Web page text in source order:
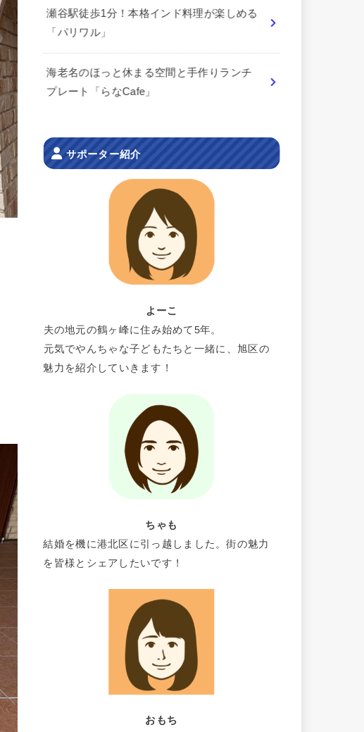
瀬谷駅徒歩1分！本格インド料理が楽しめる
「パリワル」
海老名のほっと休まる空間と手作りランチ
プレート「らなCafe」
サポーター紹介
よーこ
夫の地元の鶴ヶ峰に住み始めて5年。
元気でやんちゃな子どもたちと一緒に、旭区の
魅力を紹介していきます！
ちゃも
結婚を機に港北区に引っ越しました。街の魅力
を皆様とシェアしたいです！
おもち